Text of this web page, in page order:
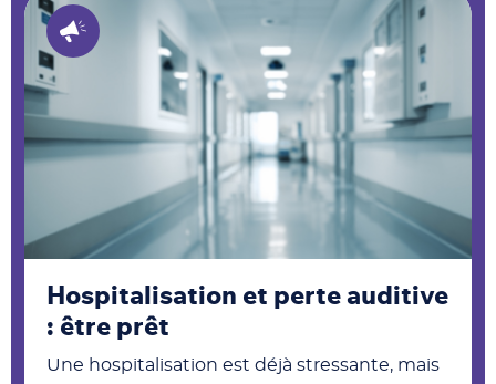
Hospitalisation et perte auditive
: être prêt
Une hospitalisation est déjà stressante, mais